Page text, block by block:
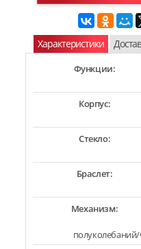
Характеристики
Функции:
Корпус:
Стекло:
Браслет:
Механизм:
полуколебаний/